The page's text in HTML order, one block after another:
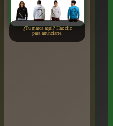
¿Tu marca aquí? Haz clic
para anunciarte.